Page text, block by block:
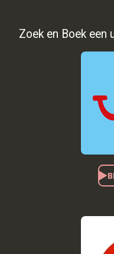
Zoek en Boek een